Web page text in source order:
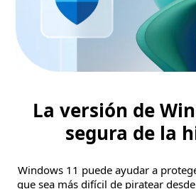
La versión de
segura de la
Windows 11 puede ayudar a
que sea más difícil de piratear